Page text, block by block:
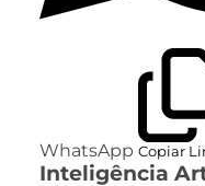
WhatsApp Copiar
Inteligência